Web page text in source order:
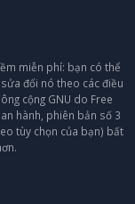
miễn phí: bạn có thể
đổi nó theo các điều
cộng GNU do Free
hành, phiên bản số 3
tùy chọn của bạn) bất